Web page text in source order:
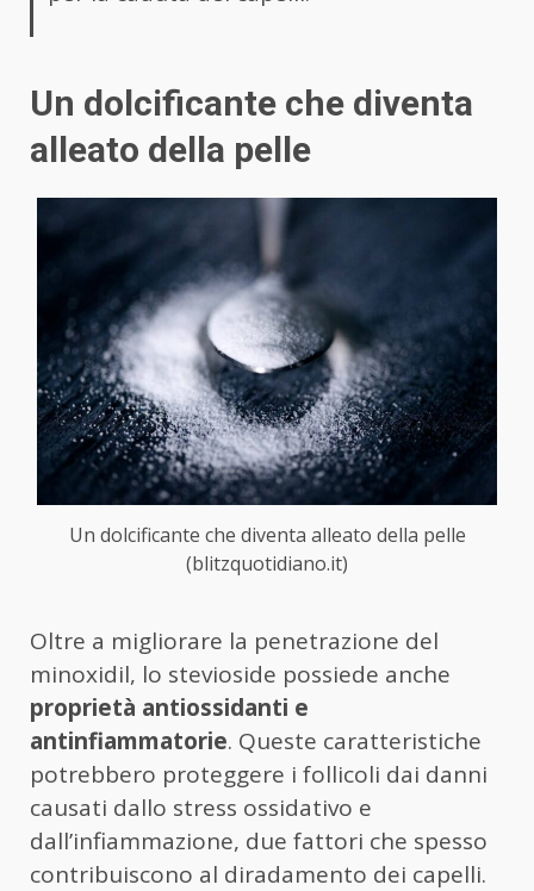
Un dolcificante che diventa
alleato della pelle
Un dolcificante che diventa alleato della pelle
(blitzquotidiano.it)
Oltre a migliorare la penetrazione del
minoxidil, lo stevioside possiede anche
proprietà antiossidanti e
antinfiammatorie. Queste caratteristiche
potrebbero proteggere i follicoli dai danni
causati dallo stress ossidativo e
dall’infiammazione, due fattori che spesso
contribuiscono al diradamento dei capelli.